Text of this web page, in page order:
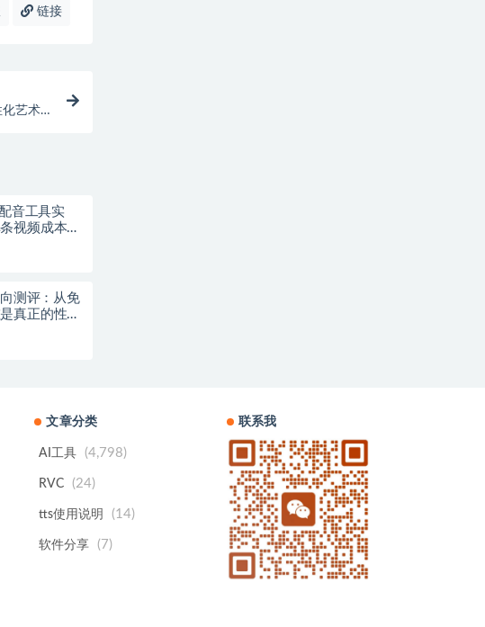
链接
化艺术
音工具实
视频成本直
测评：从免
真正的性价
文章分类
AI工具 (4,798)
RVC (24)
tts使用说明 (14)
软件分享 (7)
联系我